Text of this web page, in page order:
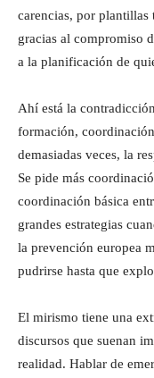
carencias, por plantillas
gracias al compromiso
a la planificación de
Ahí está la
formación,
demasiadas veces, la
Se pide más
coordinación básica
grandes estrategias
la prevención europea
pudrirse hasta que
El mirismo tiene una
discursos que suenan
realidad. Hablar de